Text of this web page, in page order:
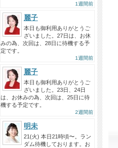
1週間前
麗子
本日も御利用ありがとうご
ざいました。27日は、お休
みの為、次回は、28日に待機する予
定です。
1週間前
麗子
本日も御利用ありがとうご
ざいました。23日、24日
は、お休みの為、次回は、25日に待
機する予定です。
2週間前
明未
21(火) 本日21時頃〜。ラン
ダム待機しております。お